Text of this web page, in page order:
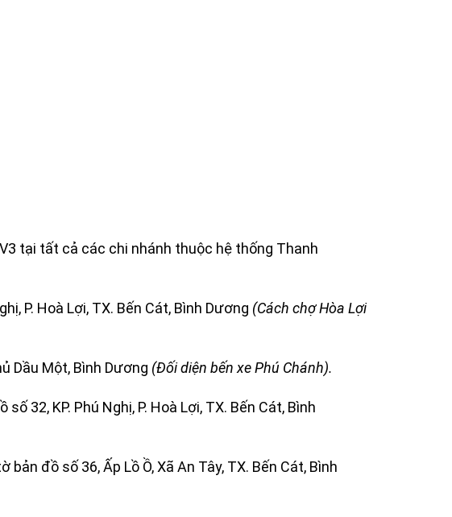
tại tất cả các chi nhánh thuộc hệ thống Thanh
P. Hoà Lợi, TX. Bến Cát, Bình Dương (Cách chợ Hòa Lợi
Dầu Một, Bình Dương (Đối diện bến xe Phú Chánh).
32, KP. Phú Nghị, P. Hoà Lợi, TX. Bến Cát, Bình
bản đồ số 36, Ấp Lồ Ồ, Xã An Tây, TX. Bến Cát, Bình